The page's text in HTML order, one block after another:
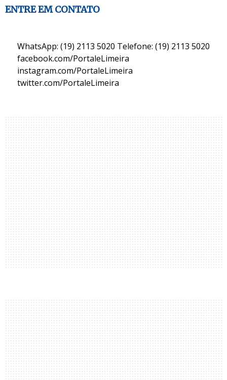
ENTRE EM CONTATO
WhatsApp: (19) 2113 5020 Telefone: (19) 2113 5020
facebook.com/PortaleLimeira
instagram.com/PortaleLimeira
twitter.com/PortaleLimeira